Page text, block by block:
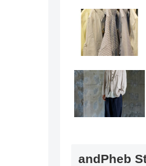
andPheb